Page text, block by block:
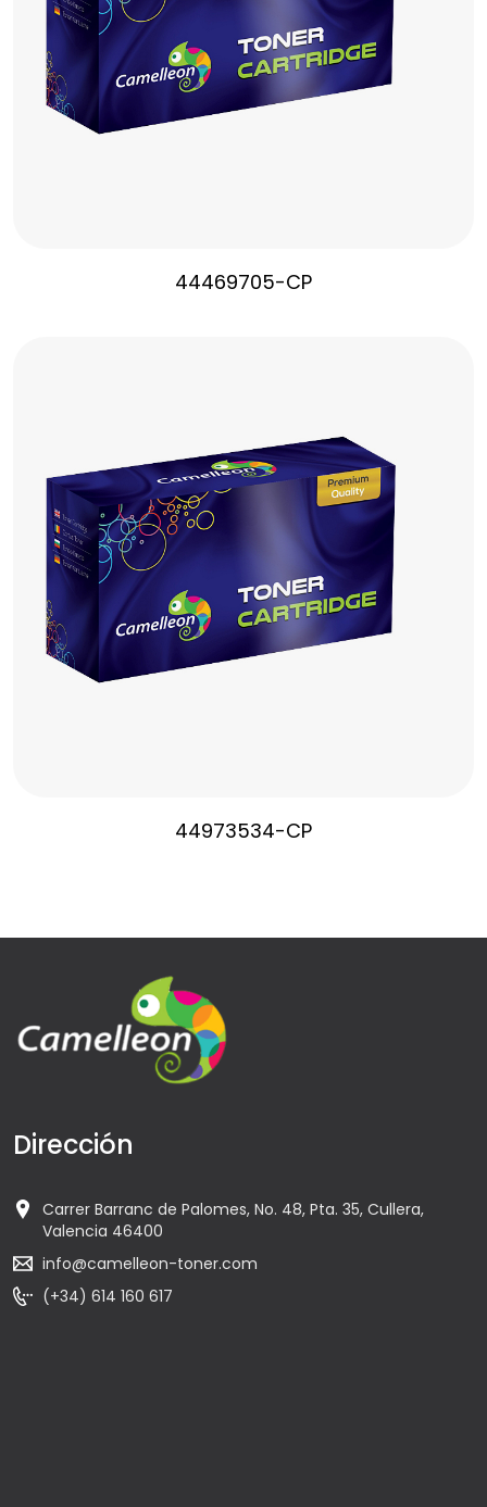
44469705-CP
44973534-CP
Dirección
Carrer Barranc de Palomes, No. 48, Pta. 35, Cullera,
Valencia 46400
info@camelleon-toner.com
(+34) 614 160 617